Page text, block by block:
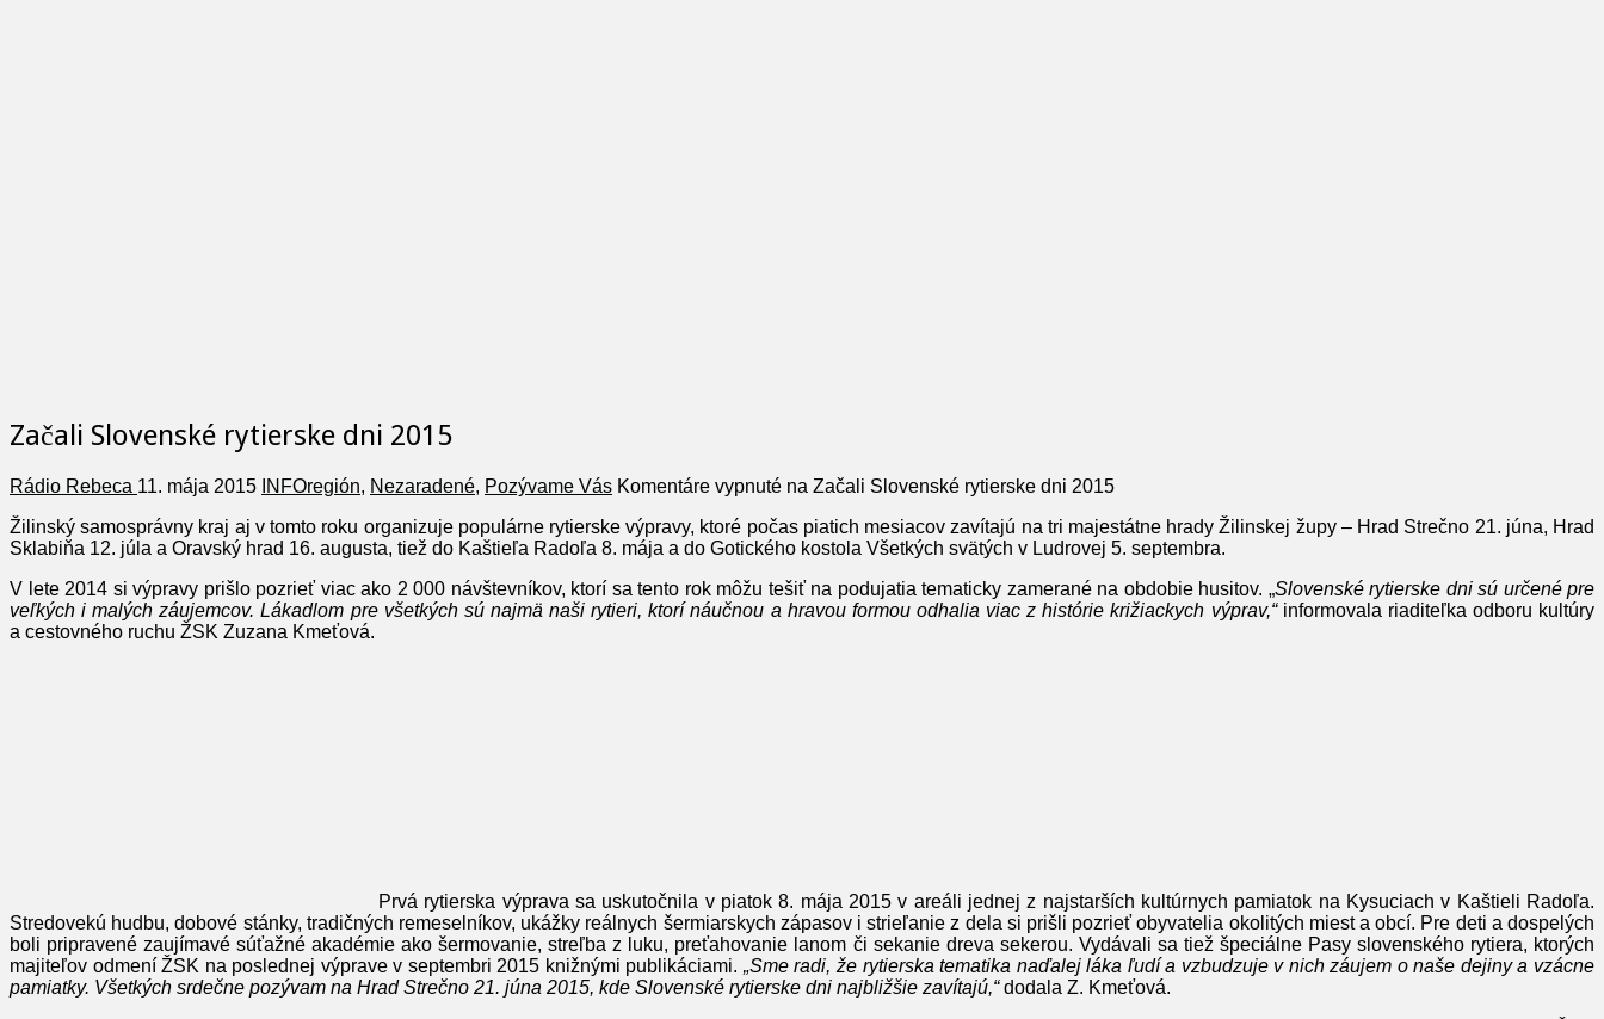
Začali Slovenské rytierske dni 2015
Rádio Rebeca 11. mája 2015 INFOregión, Nezaradené, Pozývame Vás Komentáre vypnuté na Začali Slovenské rytierske dni 2015
Žilinský samosprávny kraj aj v tomto roku organizuje populárne rytierske výpravy, ktoré počas piatich mesiacov zavítajú na tri majestátne hrady Žilinskej župy – Hrad Strečno 21. júna, Hrad
Sklabiňa 12. júla a Oravský hrad 16. augusta, tiež do Kaštieľa Radoľa 8. mája a do Gotického kostola Všetkých svätých v Ludrovej 5. septembra.
V lete 2014 si výpravy prišlo pozrieť viac ako 2 000 návštevníkov, ktorí sa tento rok môžu tešiť na podujatia tematicky zamerané na obdobie husitov. „Slovenské rytierske dni sú určené pre
veľkých i malých záujemcov. Lákadlom pre všetkých sú najmä naši rytieri, ktorí náučnou a hravou formou odhalia viac z histórie križiackych výprav,“informovala riaditeľka odboru kultúry
a cestovného ruchu ŽSK Zuzana Kmeťová.
Prvá rytierska výprava sa uskutočnila v piatok 8. mája 2015 v areáli jednej z najstarších kultúrnych pamiatok na Kysuciach v Kaštieli Radoľa.
Stredovekú hudbu, dobové stánky, tradičných remeselníkov, ukážky reálnych šermiarskych zápasov i strieľanie z dela si prišli pozrieť obyvatelia okolitých miest a obcí. Pre deti a dospelých
boli pripravené zaujímavé súťažné akadémie ako šermovanie, streľba z luku, preťahovanie lanom či sekanie dreva sekerou. Vydávali sa tiež špeciálne Pasy slovenského rytiera, ktorých
majiteľov odmení ŽSK na poslednej výprave v septembri 2015 knižnými publikáciami. „Sme radi, že rytierska tematika naďalej láka ľudí a vzbudzuje v nich záujem o naše dejiny a vzácne
pamiatky. Všetkých srdečne pozývam na Hrad Strečno 21. júna 2015, kde Slovenské rytierske dni najbližšie zavítajú,“dodala Z. Kmeťová.